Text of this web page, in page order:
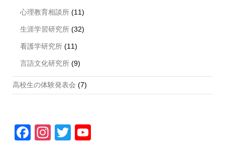
心理教育相談所 (11)
生涯学習研究所 (32)
看護学研究所 (11)
言語文化研究所 (9)
高校生の体験発表会 (7)
F
In
T